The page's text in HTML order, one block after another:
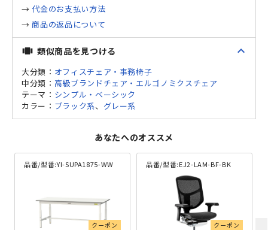
→代金のお支払い方法
→ 商品の返品について
view_carousel 類似商品を見つける expand_less
大分類： オフィスチェア・事務椅子
中分類： 高級ブランドチェア・エルゴノミクスチェア
テーマ： シンプル・ベーシック
カラー： ブラック系、 グレー系
あなたへのオススメ
品番/型番:YI-SUPA1875-WW
クーポン
品番/型番:EJ2-LAM-BF-BK
クーポン